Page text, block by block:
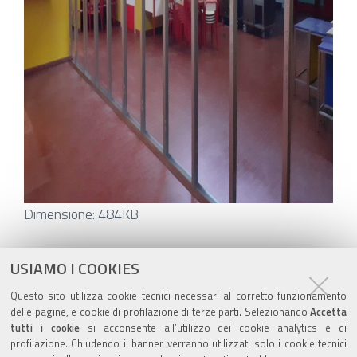
USIAMO I COOKIES
Questo sito utilizza cookie tecnici necessari al corretto funzionamento
delle pagine, e cookie di profilazione di terze parti. Selezionando Accetta
tutti i cookiesi acconsente all’utilizzo dei cookie analytics e di
profilazione. Chiudendo il banner verranno utilizzati solo i cookie tecnici
Clicca
l'immagine
alle
dimensioni
originali…
Dimensione: 484KB
Azioni
sul
documento
ultima modifica 12/03/2021